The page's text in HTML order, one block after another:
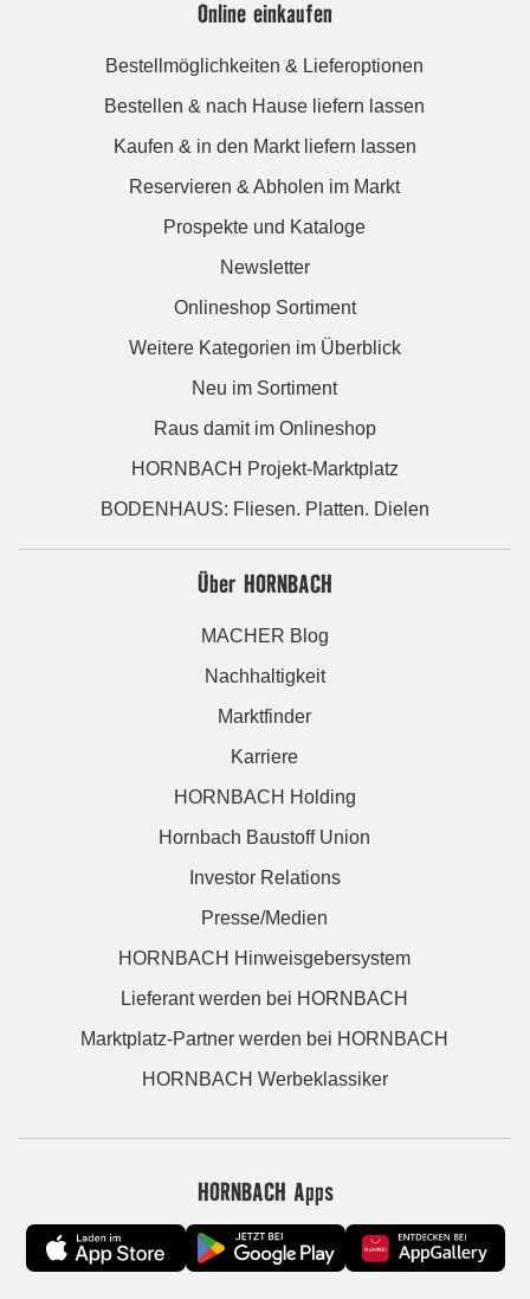
Online einkaufen
Bestellmöglichkeiten & Lieferoptionen
Bestellen & nach Hause liefern lassen
Kaufen & in den Markt liefern lassen
Reservieren & Abholen im Markt
Prospekte und Kataloge
Newsletter
Onlineshop Sortiment
Weitere Kategorien im Überblick
Neu im Sortiment
Raus damit im Onlineshop
HORNBACH Projekt-Marktplatz
BODENHAUS: Fliesen. Platten. Dielen
Über HORNBACH
MACHER Blog
Nachhaltigkeit
Marktfinder
Karriere
HORNBACH Holding
Hornbach Baustoff Union
Investor Relations
Presse/Medien
HORNBACH Hinweisgebersystem
Lieferant werden bei HORNBACH
Marktplatz-Partner werden bei HORNBACH
HORNBACH Werbeklassiker
HORNBACH Apps